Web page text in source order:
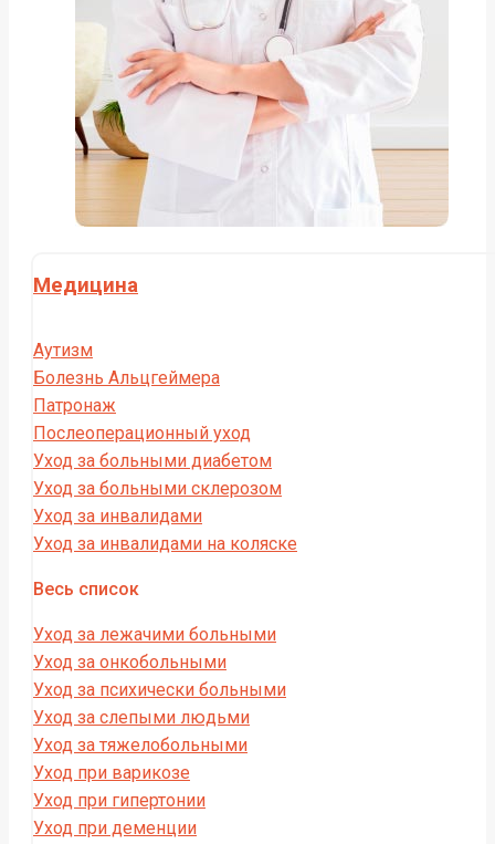
Медицина
Аутизм
Болезнь Альцгеймера
Патронаж
Послеоперационный уход
Уход за больными диабетом
Уход за больными склерозом
Уход за инвалидами
Уход за инвалидами на коляске
Весь список
Уход за лежачими больными
Уход за онкобольными
Уход за психически больными
Уход за слепыми людьми
Уход за тяжелобольными
Уход при варикозе
Уход при гипертонии
Уход при деменции